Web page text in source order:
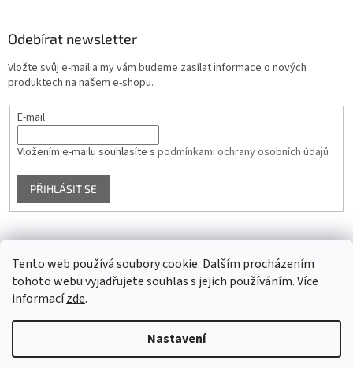
Tento web používá soubory cookie. Dalším procházením
tohoto webu vyjadřujete souhlas s jejich používáním. Více
informacízde.
Nastavení
Odebírat newsletter
Vložte svůj e-mail a my vám budeme zasílat informace o nových
produktech na našem e-shopu.
E-mail
Vložením e-mailu souhlasíte s podmínkami ochrany osobních údajů
PŘIHLÁSIT SE
Facebook